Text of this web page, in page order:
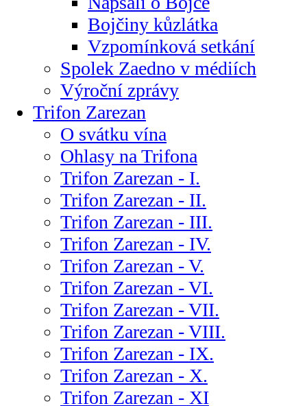
Bojčiny kůzlátka
Vzpomínková setkání
Spolek Zaedno v médiích
Výroční zprávy
Trifon Zarezan
O svátku vína
Ohlasy na Trifona
Trifon Zarezan - I.
Trifon Zarezan - II.
Trifon Zarezan - III.
Trifon Zarezan - IV.
Trifon Zarezan - V.
Trifon Zarezan - VI.
Trifon Zarezan - VII.
Trifon Zarezan - VIII.
Trifon Zarezan - IX.
Trifon Zarezan - X.
Trifon Zarezan - XI